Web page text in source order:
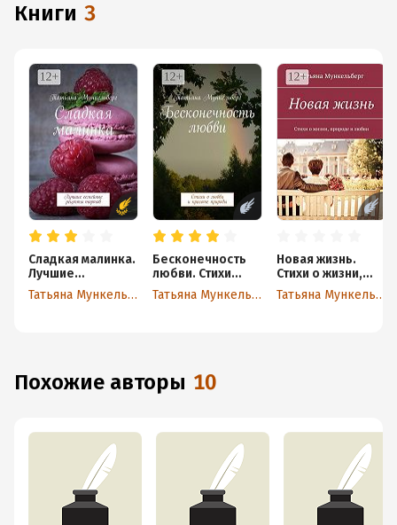
книги 3
Сладкая малинка.
Лучшие
семейные
рецепты тортовТатьяна Мункельберг
Бесконечность
любви. Стихи
о любви
и красоте
Татьяна Мункельберг
Новая жизнь.
Стихи о жизни,
природе и любвиТатьяна Мункельберг
Похожие авторы 10